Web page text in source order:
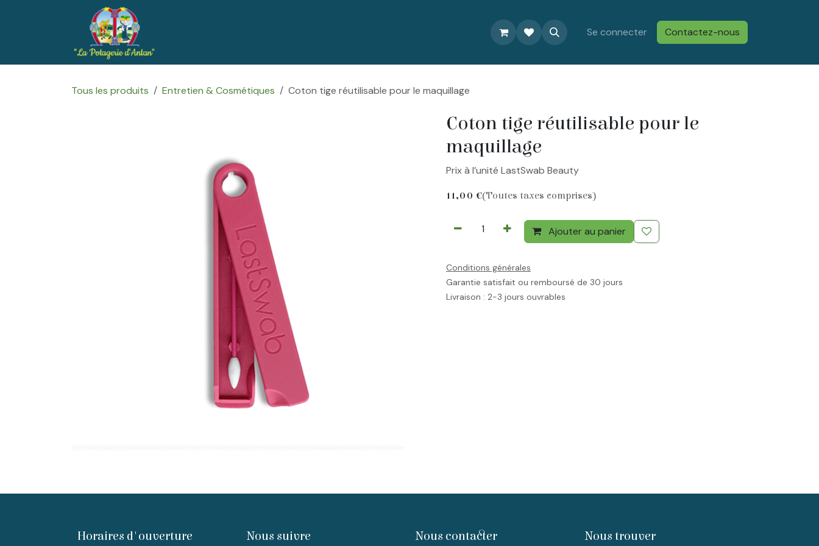
Contactez-nous Confidentialité & Cookies Conditions générales de
Se connecter Contactez-nous
Tous les produits Entretien & Cosmétiques Coton tige réutilisable pour le maquillage
Coton tige réutilisable pour le
maquillage
Prix à l’unité LastSwab Beauty
11,00 €(Toutes taxes comprises)
Ajouter au panier
Conditions générales
Garantie satisfait ou remboursé de 30 jours
Livraison : 2-3 jours ouvrables
Horaires d'ouverture Nous trouver
Nous contacter
Nous suivre